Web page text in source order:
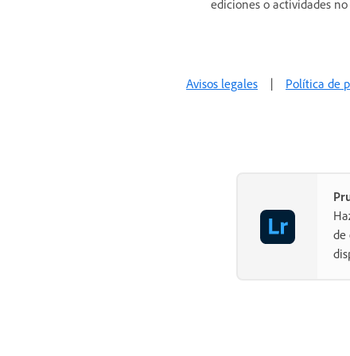
ediciones o actividades
Avisos legales | Política de
de